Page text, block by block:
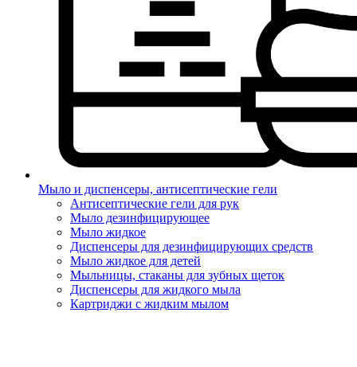
Мыло и диспенсеры, антисептические гели
Антисептические гели для рук
Мыло дезинфицирующее
Мыло жидкое
Диспенсеры для дезинфицирующих средств
Мыло жидкое для детей
Мыльницы, стаканы для зубных щеток
Диспенсеры для жидкого мыла
Картриджи с жидким мылом